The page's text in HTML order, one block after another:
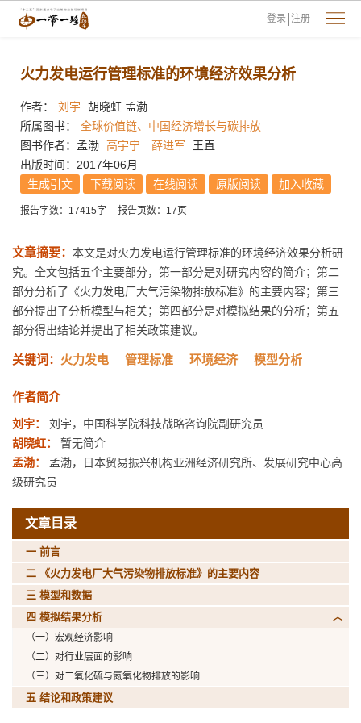
登录 注册
火力发电运行管理标准的环境经济效果分析
作者： 刘宇
胡晓虹 孟渤
所属图书：
全球价值链、中国经济增长与碳排放
图书作者：孟渤 高宇宁 薛进军
王直
出版时间：2017年06月
生成引文
下载阅读 在线阅读 原版阅读 加入收藏
报告字数：17415字 报告页数：17页
文章摘要： 本文是对火力发电运行管理标准的环境经济效果分析研
究。全文包括五个主要部分，第一部分是对研究内容的简介；第二
部分分析了《火力发电厂大气污染物排放标准》的主要内容；第三
部分提出了分析模型与相关；第四部分是对模拟结果的分析；第五
部分得出结论并提出了相关政策建议。
关键词： 火力发电 管理标准 环境经济 模型分析
作者简介
刘宇：
刘宇，中国科学院科技战略咨询院副研究员
胡晓虹：
暂无简介
孟渤：
孟渤，日本贸易振兴机构亚洲经济研究所、发展研究中心高
级研究员
文章目录
一 前言
二 《火力发电厂大气污染物排放标准》的主要内容
三 模型和数据
四 模拟结果分析
（一）宏观经济影响
（二）对行业层面的影响
（三）对二氧化硫与氮氧化物排放的影响
五 结论和政策建议